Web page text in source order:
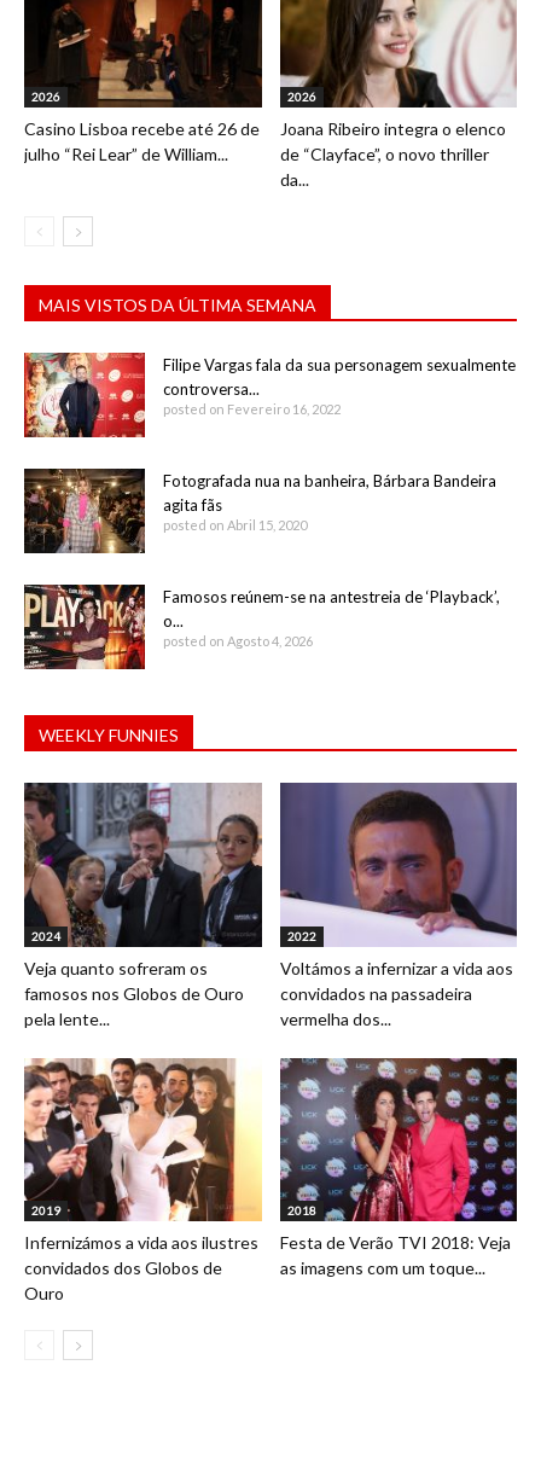
2026
Casino Lisboa recebe até 26 de
julho “Rei Lear” de William...
2026
Joana Ribeiro integra o elenco
de “Clayface”, o novo thriller
da...
MAIS VISTOS DA ÚLTIMA SEMANA
Filipe Vargas fala da sua personagem sexualmente
controversa...
posted on Fevereiro 16, 2022
Fotografada nua na banheira, Bárbara Bandeira
agita fãs
posted on Abril 15, 2020
Famosos reúnem-se na antestreia de ‘Playback’,
o...
posted on Agosto 4, 2026
WEEKLY FUNNIES
2024
Veja quanto sofreram os
famosos nos Globos de Ouro
pela lente...
2022
Voltámos a infernizar a vida aos
convidados na passadeira
vermelha dos...
2019
Infernizámos a vida aos ilustres
convidados dos Globos de
Ouro
2018
Festa de Verão TVI 2018: Veja
as imagens com um toque...